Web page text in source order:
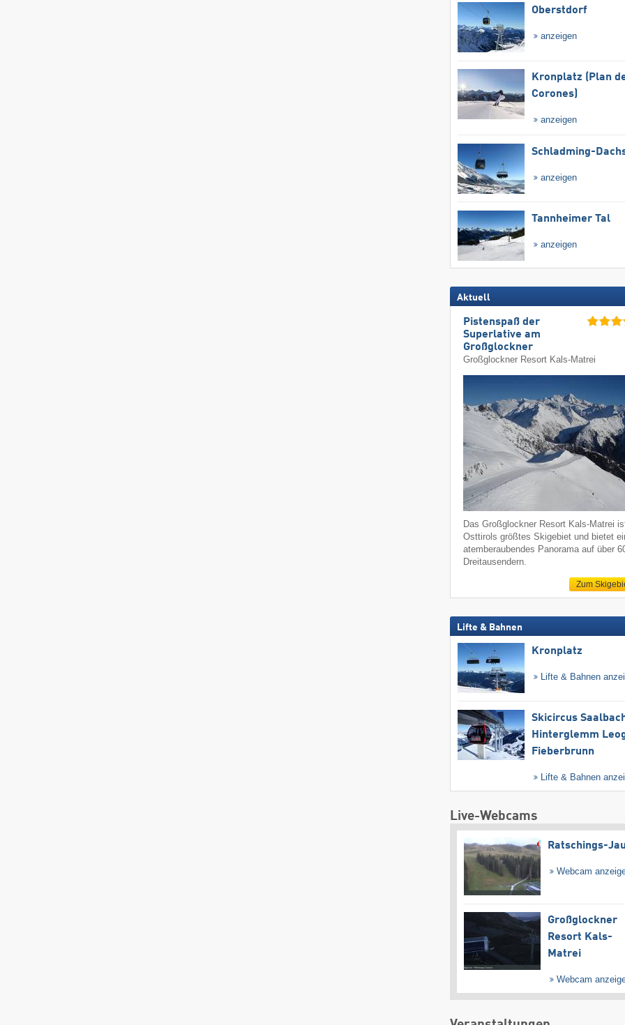
Oberstdorf
anzeigen
Kronplatz (Plan
Corones)
anzeigen
Schladming-
anzeigen
Tannheimer Tal
anzeigen
Aktuell
Pistenspaß der
Superlative am
Großglockner
Großglockner Resort Kals-Matrei
Das Großglockner Resort Kals-Matrei
Osttirols größtes Skigebiet und bietet
atemberaubendes Panorama auf über
Dreitausendern.
Zum
Lifte & Bahnen
Kronplatz
Lifte & Bahnen
Skicircus
Hinterglemm
Fieberbrunn
Lifte & Bahnen
Live-Webcams
Ratschings-
Webcam
Großglockner
Resort Kals-
Matrei
Webcam